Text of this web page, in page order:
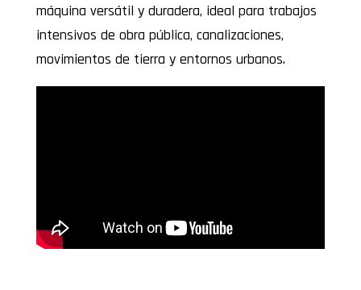
máquina versátil y duradera, ideal para trabajos
intensivos de obra pública, canalizaciones,
movimientos de tierra y entornos urbanos.